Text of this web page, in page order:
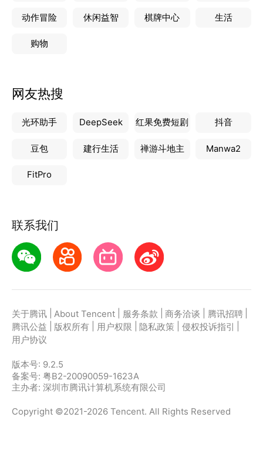
动作冒险 休闲益智 棋牌中心 生活
购物
网友热搜
光环助手 DeepSeek 红果免费短剧 抖音
豆包 建行生活 禅游斗地主 Manwa2
FitPro
联系我们
关于腾讯 About Tencent 服务条款 商务洽谈 腾讯招聘
腾讯公益
版权所有 用户权限 隐私政策 侵权投诉指引
用户协议
版本号: 9.2.5
备案号: 粤B2-20090059-1623A
主办者: 深圳市腾讯计算机系统有限公司
Copyright ©2021-2026 Tencent. All Rights Reserved